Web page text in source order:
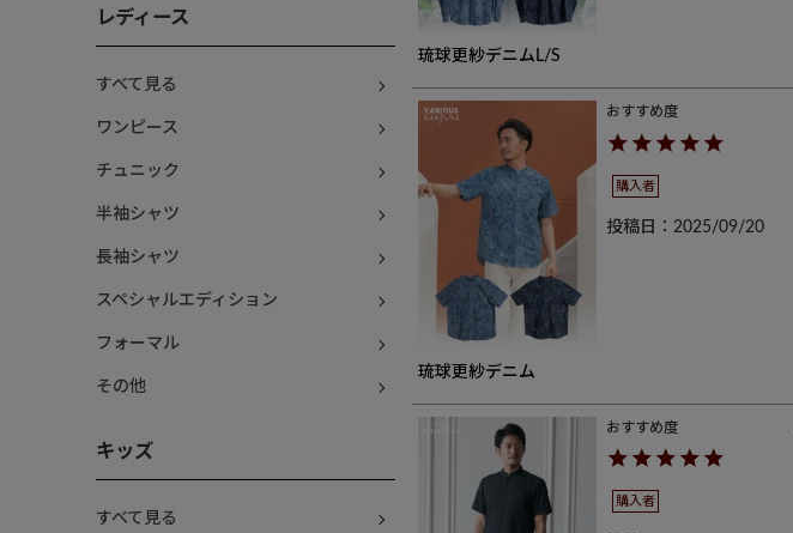
レディース
すべて見る
ワンピース
チュニック
半袖シャツ
長袖シャツ
スペシャルエディション
フォーマル
その他
キッズ
すべて見る
琉球更紗デニムL/S
琉球更紗デニム
購入者
投稿日 2025/09/20
購入者